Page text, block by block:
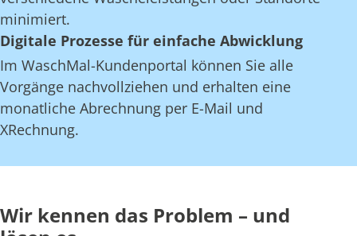
minimiert.
Digitale Prozesse für einfache Abwicklung
Im WaschMal-Kundenportal können Sie alle
Vorgänge nachvollziehen und erhalten eine
monatliche Abrechnung per E-Mail und
XRechnung.
Wir kennen das Problem – und